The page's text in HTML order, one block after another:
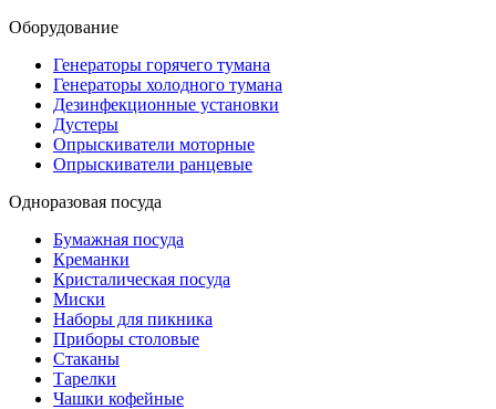
Оборудование
Генераторы горячего тумана
Генераторы холодного тумана
Дезинфекционные установки
Дустеры
Опрыскиватели моторные
Опрыскиватели ранцевые
Одноразовая посуда
Бумажная посуда
Креманки
Кристалическая посуда
Миски
Наборы для пикника
Приборы столовые
Стаканы
Тарелки
Чашки кофейные